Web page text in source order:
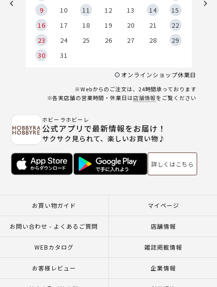
9
10 11 12 13 14
15
16
17 18 19 20 21
22
23
24 25 26 27 28
29
30
31
オンラインショップ休業日
※Webからのご注文は、24時間承っております
※各実店舗の営業時間・休業日は店舗情報をご覧ください
ホビーラホビーレ
公式アプリで最新情報をお届け！
サクサク見られて、楽しいお買い物♪
詳しくはこちら
お買い物ガイド マイページ
お問い合わせ - よくあるご質問 店舗情報
WEBカタログ 雑誌掲載情報
お客様レビュー 企業情報